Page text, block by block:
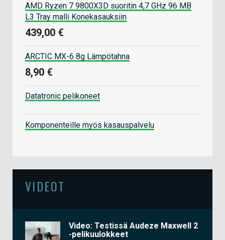
AMD Ryzen 7 9800X3D suoritin 4,7 GHz 96 MB
L3 Tray malli Konekasauksiin
439,00 €
ARCTIC MX-6 8g Lämpötahna
8,90 €
Datatronic pelikoneet
Komponenteille myös kasauspalvelu
VIDEOT
Video: Testissä Audeze Maxwell 2
-pelikuulokkeet